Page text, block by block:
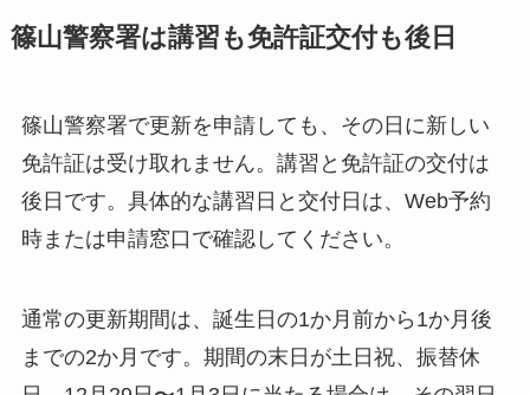
篠山警察署は講習も免許証交付も後日
篠山警察署で更新を申請しても、その日に新しい
免許証は受け取れません。講習と免許証の交付は
後日です。具体的な講習日と交付日は、Web予約
時または申請窓口で確認してください。
通常の更新期間は、誕生日の1か月前から1か月後
までの2か月です。期間の末日が土日祝、振替休